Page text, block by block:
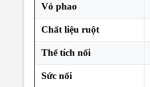
Vỏ phao
Chất liệu ruột
Thể tích nổi
Sức nổi